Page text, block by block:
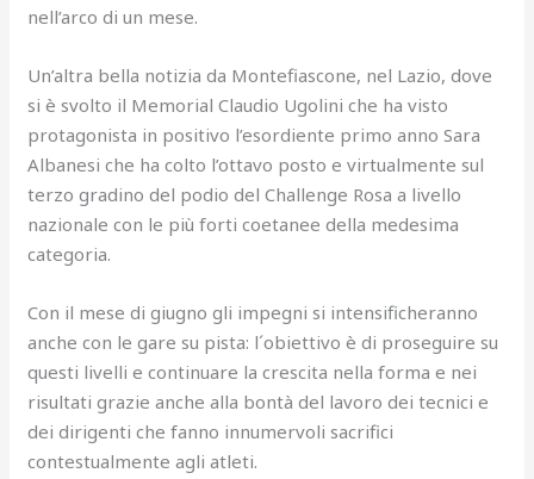
nell’arco di un mese.
Un’altra bella notizia da Montefiascone, nel Lazio, dove
si è svolto il Memorial Claudio Ugolini che ha visto
protagonista in positivo l’esordiente primo anno Sara
Albanesi che ha colto l’ottavo posto e virtualmente sul
terzo gradino del podio del Challenge Rosa a livello
nazionale con le più forti coetanee della medesima
categoria.
Con il mese di giugno gli impegni si intensificheranno
anche con le gare su pista: l´obiettivo è di proseguire su
questi livelli e continuare la crescita nella forma e nei
risultati grazie anche alla bontà del lavoro dei tecnici e
dei dirigenti che fanno innumervoli sacrifici
contestualmente agli atleti.